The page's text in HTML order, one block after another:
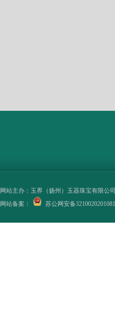
网站主办： 玉界（扬州）玉器珠宝有限公司
网站备案：
苏公网安备